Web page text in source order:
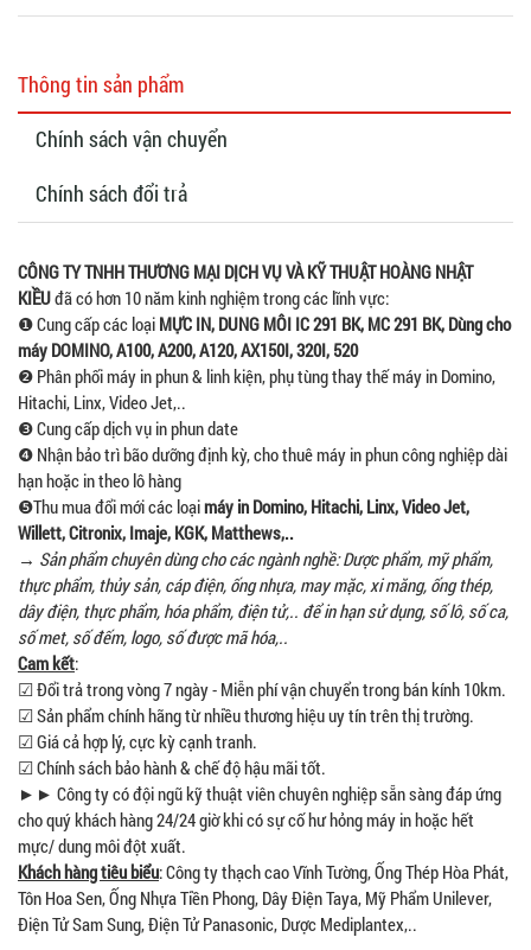
Thông tin sản phẩm
Chính sách vận chuyển
Chính sách đổi trả
CÔNG TY TNHH THƯƠNG MẠI DỊCH VỤ VÀ KỸ THUẬT HOÀNG NHẬT
KIỀUđã có hơn 10 năm kinh nghiệm trong các lĩnh vực:
❶ Cung cấp các loại MỰC IN, DUNG MÔI IC 291 BK, MC 291 BK, Dùng cho
máy DOMINO, A100, A200, A120, AX150I, 320I, 520
❷ Phân phối máy in phun & linh kiện, phụ tùng thay thế máy in Domino,
Hitachi, Linx, Video Jet,..
❸ Cung cấp dịch vụ in phun date
❹ Nhận bảo trì bão dưỡng định kỳ, cho thuê máy in phun công nghiệp dài
hạn hoặc in theo lô hàng
❺Thu mua đổi mới các loạimáy in Domino, Hitachi, Linx, Video Jet,
Willett, Citronix, Imaje, KGK, Matthews,..
→ Sản phẩm chuyên dùng cho các ngành nghề: Dược phẩm, mỹ phẩm,
thực phẩm, thủy sản, cáp điện, ống nhựa, may mặc, xi măng, ống thép,
dây điện, thực phẩm, hóa phẩm, điện tử,.. để in hạn sử dụng, số lô, số ca,
số met, số đếm, logo, số được mã hóa,..
Cam kết:
☑ Đổi trả trong vòng 7 ngày - Miễn phí vận chuyển trong bán kính 10km.
☑ Sản phẩm chính hãng từ nhiều thương hiệu uy tín trên thị trường.
☑ Giá cả hợp lý, cực kỳ cạnh tranh.
☑ Chính sách bảo hành & chế độ hậu mãi tốt.
►► Công ty có đội ngũ kỹ thuật viên chuyên nghiệp sẵn sàng đáp ứng
cho quý khách hàng 24/24 giờ khi có sự cố hư hỏng máy in hoặc hết
mực/ dung môi đột xuất.
Khách hàng tiêu biểu: Công ty thạch cao Vĩnh Tường, Ống Thép Hòa Phát,
Tôn Hoa Sen, Ống Nhựa Tiền Phong, Dây Điện Taya, Mỹ Phẩm Unilever,
Điện Tử Sam Sung, Điện Tử Panasonic, Dược Mediplantex,..